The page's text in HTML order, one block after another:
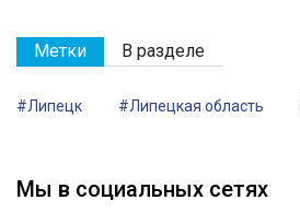
Метки В разделе
#Липецк #Липецкая область
Мы в социальных сетях